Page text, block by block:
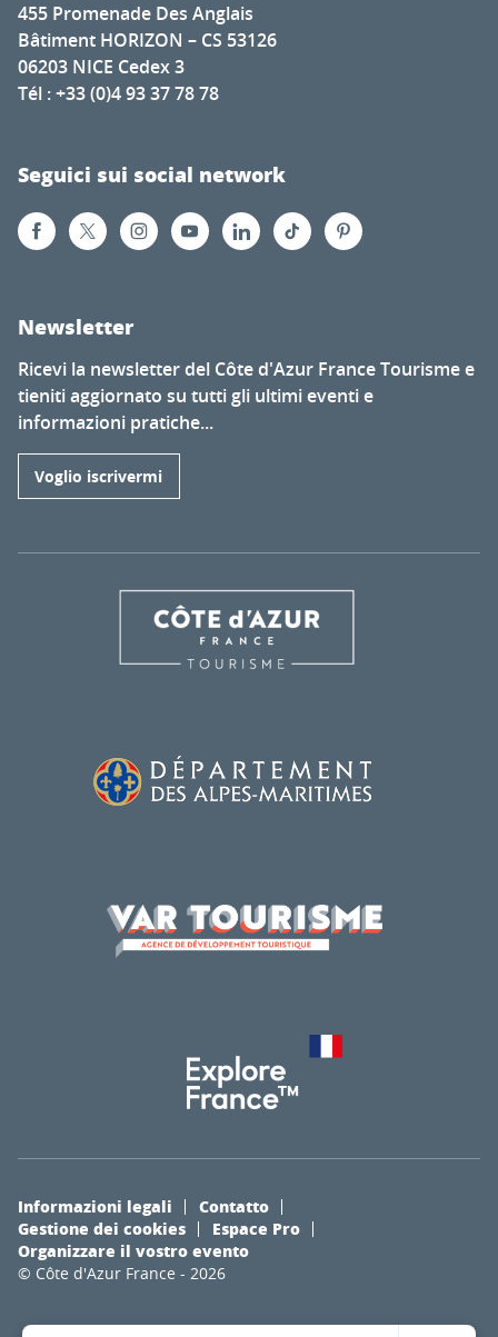
455 Promenade Des Anglais
Bâtiment HORIZON – CS 53126
06203 NICE Cedex 3
Tél : +33 (0)4 93 37 78 78
Seguici sui social network
Newsletter
Ricevi la newsletter del Côte d'Azur France Tourisme e
tieniti aggiornato su tutti gli ultimi eventi e
informazioni pratiche...
Voglio iscrivermi
© Côte d'Azur France - 2026
Informazioni legali
Contatto
Gestione dei cookies
Espace Pro
Organizzare il vostro evento